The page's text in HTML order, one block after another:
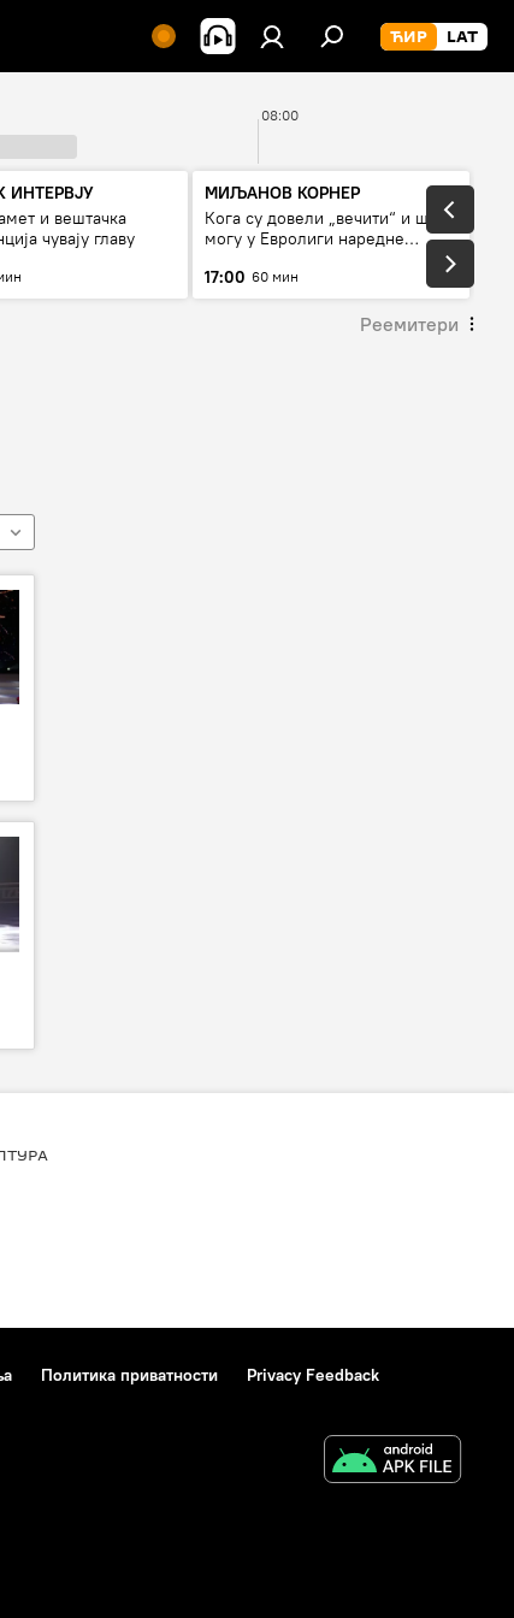
08:00
ИНТЕРВЈУ
и вештачка
чувају главу
МИЉАНОВ КОРНЕР
Кога су довели „вечити“ и шта
могу у Евролиги наредне
17:00 60 мин
Реемитери
Политика приватности Privacy Feedback